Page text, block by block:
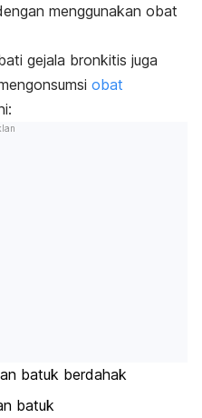
menggunakan obat
gejala bronkitis juga
obat
batuk berdahak
batuk